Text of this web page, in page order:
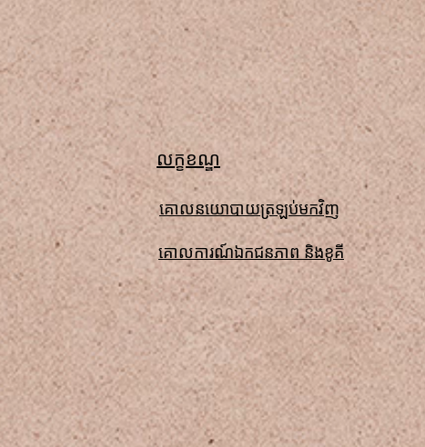
លក្ខខណ្ឌ
គោលនយោបាយត្រឡប់មកវិញ
គោលការណ៍ឯកជនភាព និងខូគី